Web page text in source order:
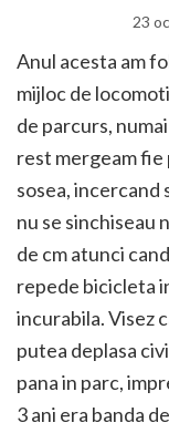
23
Anul acesta am
mijloc de
de parcurs,
rest mergeam
sosea, incercand
nu se sinchiseau
de cm atunci
repede bicicleta
incurabila. Visez
putea deplasa
pana in parc,
3 ani era banda